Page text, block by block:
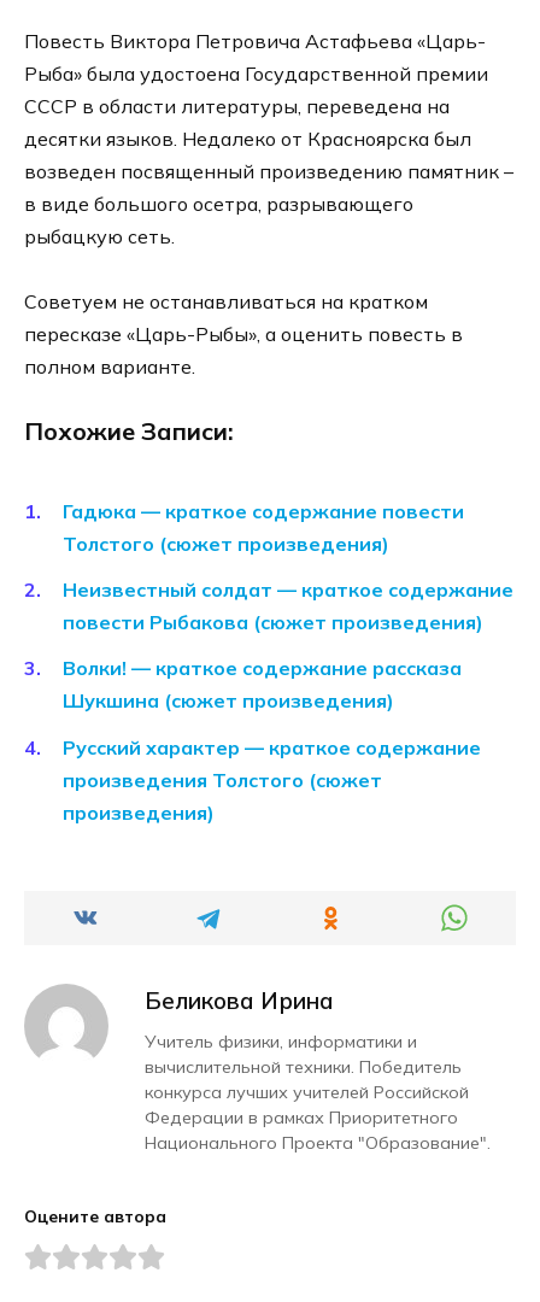
Повесть Виктора Петровича Астафьева «Царь-
Рыба» была удостоена Государственной премии
СССР в области литературы, переведена на
десятки языков. Недалеко от Красноярска был
возведен посвященный произведению памятник –
в виде большого осетра, разрывающего
рыбацкую сеть.
Советуем не останавливаться на кратком
пересказе «Царь-Рыбы», а оценить повесть в
полном варианте.
Похожие Записи:
Гадюка — краткое содержание повести
Толстого (сюжет произведения)
Неизвестный солдат — краткое содержание
повести Рыбакова (сюжет произведения)
Волки! — краткое содержание рассказа
Шукшина (сюжет произведения)
Русский характер — краткое содержание
произведения Толстого (сюжет
произведения)
Беликова Ирина
Учитель физики, информатики и
вычислительной техники. Победитель
конкурса лучших учителей Российской
Федерации в рамках Приоритетного
Национального Проекта "Образование".
Оцените автора